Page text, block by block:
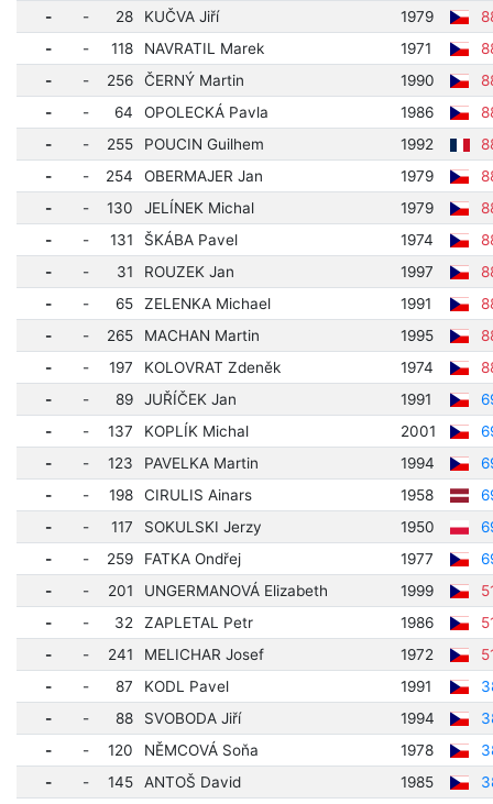
-
- 28 KUČVA Jiří 1979
-
- 118 NAVRATIL Marek 1971
-
- 256 ČERNÝ Martin 1990
-
- 64 OPOLECKÁ Pavla 1986
-
- 255 POUCIN Guilhem 1992
-
- 254 OBERMAJER Jan 1979
-
- 130 JELÍNEK Michal 1979
-
- 131 ŠKÁBA Pavel 1974
-
- 31 ROUZEK Jan 1997
-
- 65 ZELENKA Michael 1991
-
- 265 MACHAN Martin 1995
-
- 197 KOLOVRAT Zdeněk 1974
-
- 89 JUŘÍČEK Jan 1991
-
- 137 KOPLÍK Michal 2001
-
- 123 PAVELKA Martin 1994
-
- 198 CIRULIS Ainars 1958
-
- 117 SOKULSKI Jerzy 1950
-
- 259 FATKA Ondřej 1977
-
- 201 UNGERMANOVÁ Elizabeth 1999
-
- 32 ZAPLETAL Petr 1986
-
- 241 MELICHAR Josef 1972
-
- 87 KODL Pavel 1991
-
- 88 SVOBODA Jiří 1994
-
- 120 NĚMCOVÁ Soňa 1978
-
- 145 ANTOŠ David 1985